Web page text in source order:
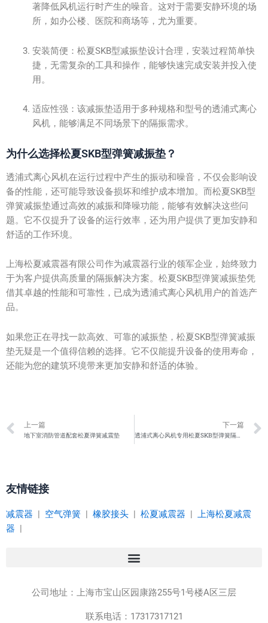
著降低风机运行时产生的噪音。这对于需要安静环境的场
所，如办公楼、医院和商场等，尤为重要。
安装简便：松夏SKB型减振垫设计合理，安装过程简单快
捷，无需复杂的工具和操作，能够快速完成安装并投入使
用。
适应性强：该减振垫适用于多种规格和型号的透浦式离心
风机，能够满足不同场景下的隔振需求。
为什么选择松夏SKB型弹簧减振垫？
透浦式离心风机在运行过程中产生的振动和噪音，不仅会影响设
备的性能，还可能导致设备损坏和维护成本增加。而松夏SKB型
弹簧减振垫通过高效的减振和降噪功能，能够有效解决这些问
题。它不仅提升了设备的运行效率，还为用户提供了更加安静和
舒适的工作环境。
上海松夏减震器有限公司作为减震器行业的领军企业，始终致力
于为客户提供高质量的隔振解决方案。松夏SKB型弹簧减振垫凭
借其卓越的性能和可靠性，已成为透浦式离心风机用户的首选产
品。
如果您正在寻找一款高效、可靠的减振垫，松夏SKB型弹簧减振
垫无疑是一个值得信赖的选择。它不仅能提升设备的使用寿命，
还能为您的建筑环境带来更加安静和舒适的体验。
Prev
上一篇
地下室消防管道配套松夏弹簧减震垫
下一篇
透浦式离心风机专用松夏SKB型弹簧隔振器
友情链接
减震器 | 空气弹簧 | 橡胶接头 | 松夏减震器 | 上海松夏减震
器 |
公司地址： 上海市宝山区园康路255号1号楼A区三层
联系电话：17317317121